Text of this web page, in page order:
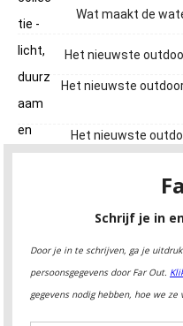
Wat maakt de
Het nieuwste
Het nieuwste
Het nieuwste
Het nieuwste
Het nieuwste